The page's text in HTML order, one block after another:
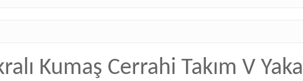
Kumaş Cerrahi Takım V